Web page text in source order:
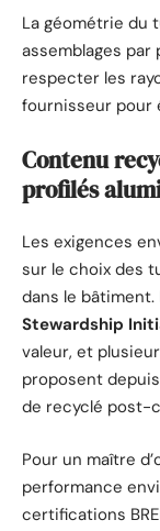
La géométrie du
assemblages
respecter les
fournisseur pour
Contenu
profilés
Les exigences
sur le choix des
dans le bâtiment.
Stewardship
valeur, et
proposent
de recyclé post-
Pour un maître
performance
certifications